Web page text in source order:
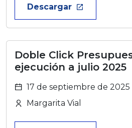
Descargar launch
Doble Click
ejecución a julio 2025
17 de septiembre de 2025
Margarita Vial